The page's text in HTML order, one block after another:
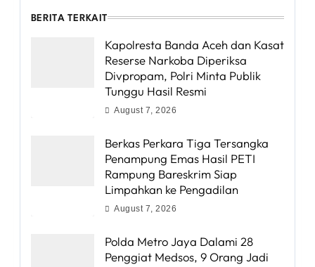
BERITA TERKAIT
Kapolresta Banda Aceh dan Kasat
Reserse Narkoba Diperiksa
Divpropam, Polri Minta Publik
Tunggu Hasil Resmi
August 7, 2026
Berkas Perkara Tiga Tersangka
Penampung Emas Hasil PETI
Rampung Bareskrim Siap
Limpahkan ke Pengadilan
August 7, 2026
Polda Metro Jaya Dalami 28
Penggiat Medsos, 9 Orang Jadi